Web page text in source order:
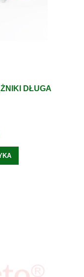
DŁUGA